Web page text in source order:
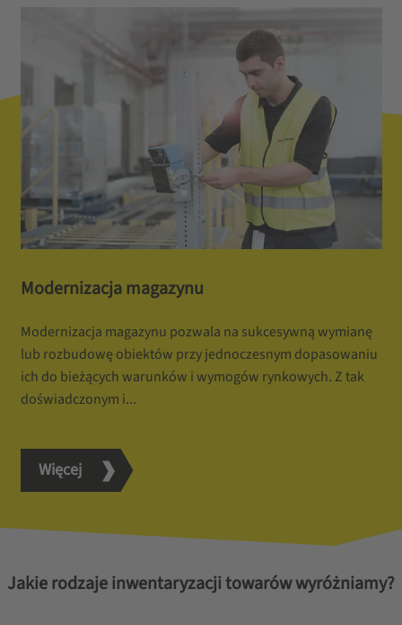
Modernizacja magazynu
Modernizacja magazynu pozwala na sukcesywną wymianę
lub rozbudowę obiektów przy jednoczesnym dopasowaniu
ich do bieżących warunków i wymogów rynkowych. Z tak
doświadczonym i...
Więcej
Jakie rodzaje inwentaryzacji towarów wyróżniamy?